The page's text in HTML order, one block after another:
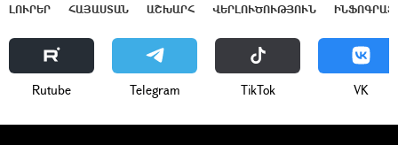
ԼՈՒՐԵՐ ՀԱՅԱՍՏԱՆ ԱՇԽԱՐՀ ՎԵՐԼՈՒԾՈՒԹՅՈՒՆ
Rutube Telegram ТikТоk VK